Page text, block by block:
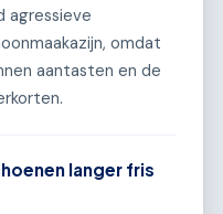
agressieve
omdat
aantasten en de
langer fris